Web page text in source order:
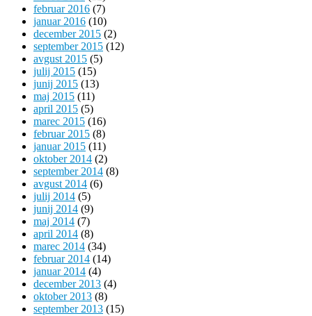
februar 2016 (7)
januar 2016 (10)
december 2015 (2)
september 2015 (12)
avgust 2015 (5)
julij 2015 (15)
junij 2015 (13)
maj 2015 (11)
april 2015 (5)
marec 2015 (16)
februar 2015 (8)
januar 2015 (11)
oktober 2014 (2)
september 2014 (8)
avgust 2014 (6)
julij 2014 (5)
junij 2014 (9)
maj 2014 (7)
april 2014 (8)
marec 2014 (34)
februar 2014 (14)
januar 2014 (4)
december 2013 (4)
oktober 2013 (8)
september 2013 (15)